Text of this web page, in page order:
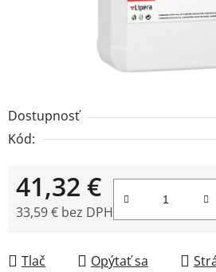
Dostupnosť
Kód:
41,32 €
33,59 € bez DPH
Tlač Opýtať sa